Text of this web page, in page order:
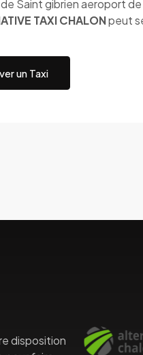
Saint gibrien aeroport de
TAXI CHALONpeut
un Taxi
disposition